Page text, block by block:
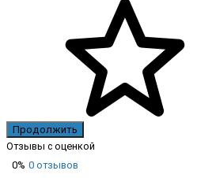
Продолжить
Отзывы с оценкой
0% 0 отзывов